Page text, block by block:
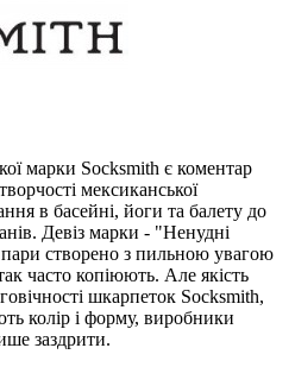
марки Socksmith є коментар
мексиканської
в басейні, йоги та балету до
Девіз марки - "Ненудні
створено з пильною увагою
часто копіюють. Але якість
шкарпеток Socksmith,
колір і форму, виробники
заздрити.